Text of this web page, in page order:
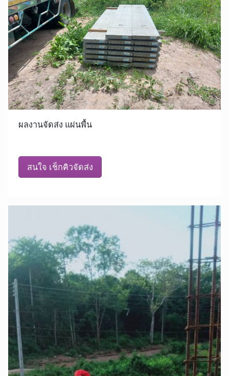
ผลงานจัดส่ง แผ่นพื้น
สนใจ เช็กคิวจัดส่ง